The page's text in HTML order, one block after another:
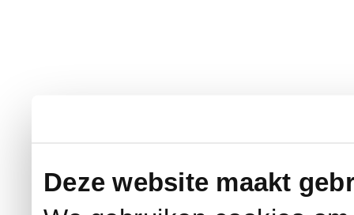
Deze website maakt